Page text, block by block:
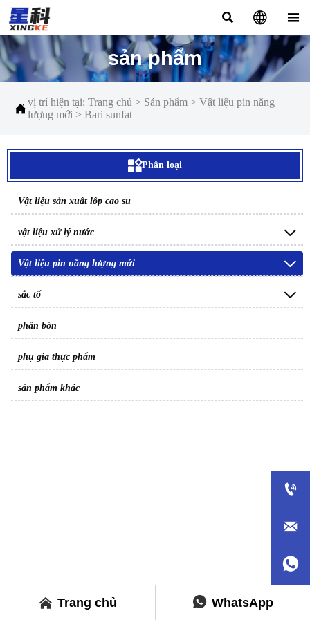
  
sản phẩm
vị trí hiện tại: Trang chủ > Sản phẩm > Vật liệu pin năng
lượng mới > Bari sunfat
Phân loại
Vật liệu sản xuất lốp cao su
vật liệu xử lý nước 
Vật liệu pin năng lượng mới 
sắc tố 
phân bón
phụ gia thực phẩm
sản phẩm khác
 Trang chủ  WhatsApp


